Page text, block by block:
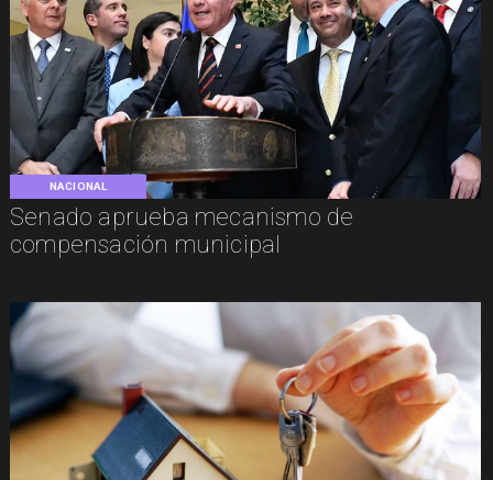
NACIONAL
Senado aprueba mecanismo de
compensación municipal